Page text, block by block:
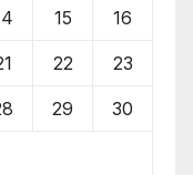
15 16
22 23
29 30